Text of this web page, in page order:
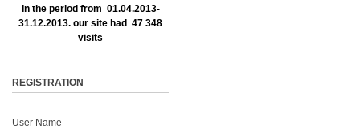
In the period from 01.04.2013-
31.12.2013. our site had 47 348
visits
REGISTRATION
User Name